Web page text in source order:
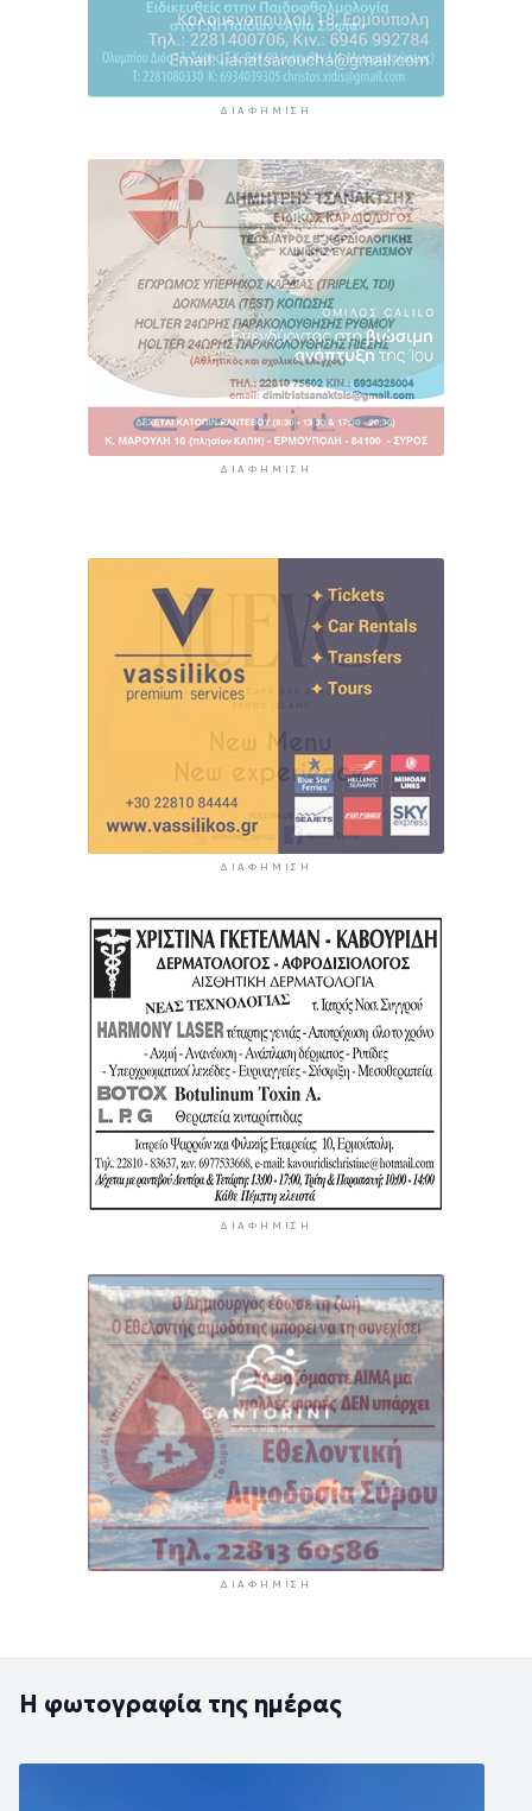
ΔΙΑΦΉΜΙΣΗ
ΔΙΑΦΉΜΙΣΗ
ΔΙΑΦΉΜΙΣΗ
ΔΙΑΦΉΜΙΣΗ
ΔΙΑΦΉΜΙΣΗ
Η φωτογραφία της ημέρας